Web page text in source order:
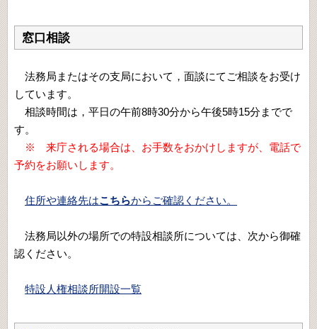
窓口相談
法務局またはその支局において，面談にてご相談をお受け
しています。
相談時間は，平日の午前8時30分から午後5時15分までで
す。
※ 来庁される場合は、お手数をおかけしますが、電話で
予約をお願いします。
住所や連絡先はこちらからご確認ください。
法務局以外の場所での特設相談所については、次から御確
認ください。
特設人権相談所開設一覧